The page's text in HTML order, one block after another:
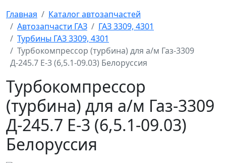
Главная
Каталог автозапчастей
Автозапчасти ГАЗ
ГАЗ 3309, 4301
Турбины ГАЗ 3309, 4301
Турбокомпрессор (турбина) для а/м Газ-3309
Д-245.7 Е-3 (6,5.1-09.03) Белоруссия
Турбокомпрессор
(турбина) для а/м Газ-3309
Д-245.7 Е-3 (6,5.1-09.03)
Белоруссия